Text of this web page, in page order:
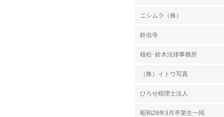
ニシムラ（株）
鈴虫寺
植松･鈴木法律事務所
（株）イトウ写真
ひろせ税理士法人
昭和28年3月卒業生一同